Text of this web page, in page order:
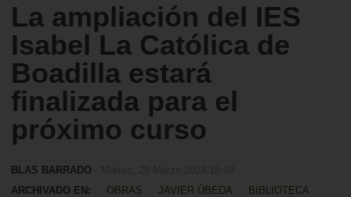
La ampliación del IES
Isabel La Católica de
Boadilla estará
finalizada para el
próximo curso
BLAS BARRADO
ARCHIVADO EN:
OBRAS JAVIER ÚBEDA
BIBLIOTECA